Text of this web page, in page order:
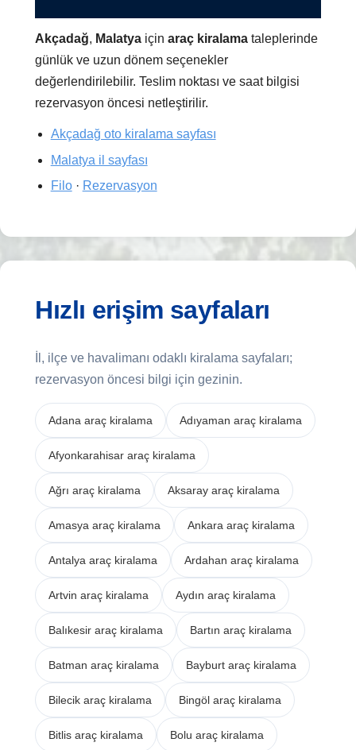
Akçadağ, Malatya içinaraç kiralama taleplerinde
günlük ve uzun dönem seçenekler
değerlendirilebilir. Teslim noktası ve saat bilgisi
rezervasyon öncesi netleştirilir.
Akçadağ oto kiralama sayfası
Malatya il sayfası
Filo· Rezervasyon
Hızlı erişim sayfaları
İl, ilçe ve havalimanı odaklı kiralama sayfaları;
rezervasyon öncesi bilgi için gezinin.
Adana araç kiralama Adıyaman araç kiralama
Afyonkarahisar araç kiralama
Ağrı araç kiralama Aksaray araç kiralama
Amasya araç kiralama Ankara araç kiralama
Antalya araç kiralama Ardahan araç kiralama
Artvin araç kiralama Aydın araç kiralama
Balıkesir araç kiralama Bartın araç kiralama
Batman araç kiralama Bayburt araç kiralama
Bilecik araç kiralama Bingöl araç kiralama
Bitlis araç kiralama Bolu araç kiralama